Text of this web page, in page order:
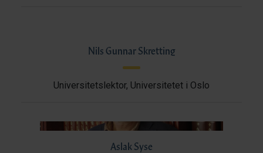
Nils Gunnar Skretting
Universitetslektor, Universitetet i Oslo
Aslak Syse